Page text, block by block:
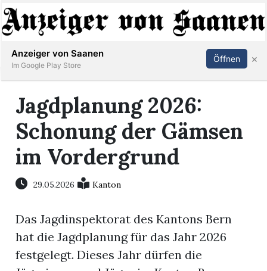
Abonnieren Anmelden
Jagdplanung 2026:
Schonung der Gämsen
im Vordergrund
29.05.2026 Kanton
Das Jagdinspektorat des Kantons Bern
hat die Jagdplanung für das Jahr 2026
festgelegt. Dieses Jahr dürfen die
Anzeiger von Saanen
Im Google Play Store
Öffnen ×